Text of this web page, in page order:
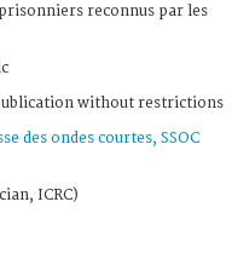
reconnus par les
without restrictions
des ondes courtes, SSOC
ICRC)